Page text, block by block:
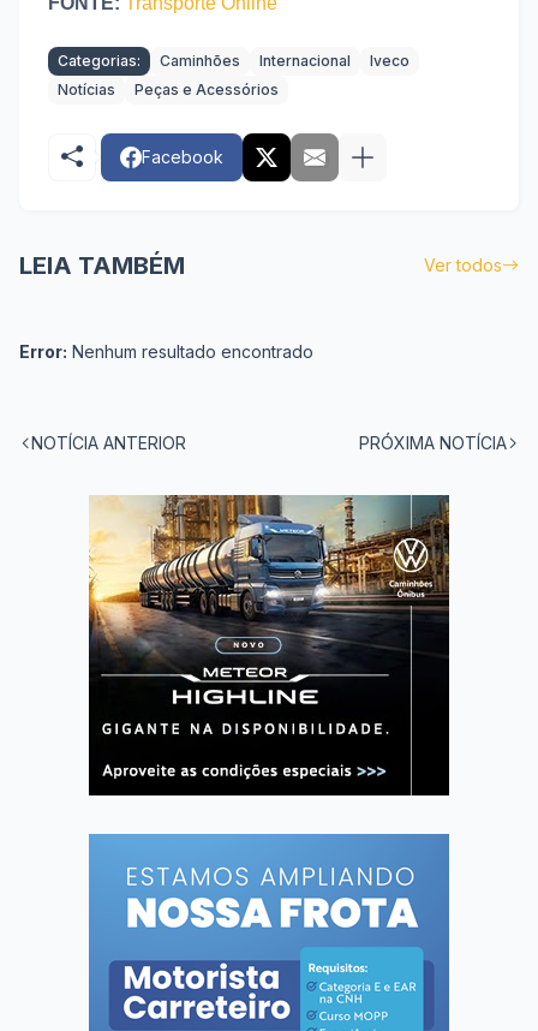
Categorias: Caminhões Internacional
Iveco
Notícias
Peças e Acessórios
Facebook
LEIA TAMBÉM Ver todos
Error: Nenhum resultado encontrado
NOTÍCIA ANTERIOR PRÓXIMA NOTÍCIA